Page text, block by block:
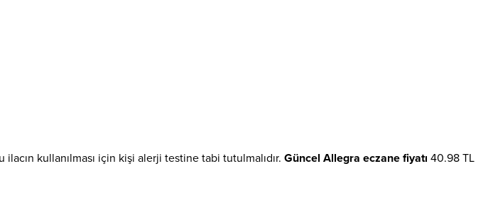
kullanılması için kişi alerji testine tabi tutulmalıdır. Güncel Allegra eczane fiyatı 40.98 TL